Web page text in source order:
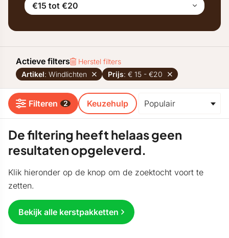
€15 tot €20
Actieve filters
Herstel filters
Artikel: Windlichten Prijs: € 15 - €20
Filteren 2 Keuzehulp
De filtering heeft helaas geen
resultaten opgeleverd.
Klik hieronder op de knop om de zoektocht voort te
zetten.
Bekijk alle kerstpakketten